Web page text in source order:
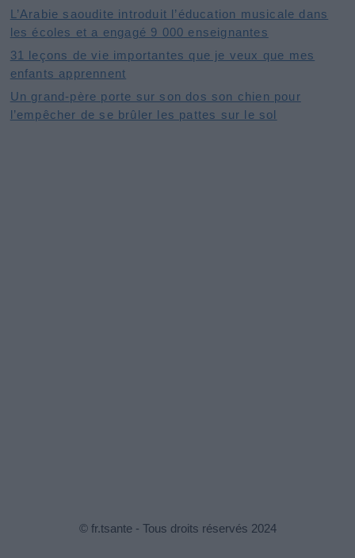
L’Arabie saoudite introduit l’éducation musicale dans
les écoles et a engagé 9 000 enseignantes
31 leçons de vie importantes que je veux que mes
enfants apprennent
Un grand-père porte sur son dos son chien pour
l’empêcher de se brûler les pattes sur le sol
© fr.tsante - Tous droits réservés 2024